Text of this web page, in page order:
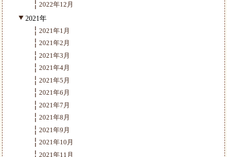
2022年12月
2021年
2021年1月
2021年2月
2021年3月
2021年4月
2021年5月
2021年6月
2021年7月
2021年8月
2021年9月
2021年10月
2021年11月